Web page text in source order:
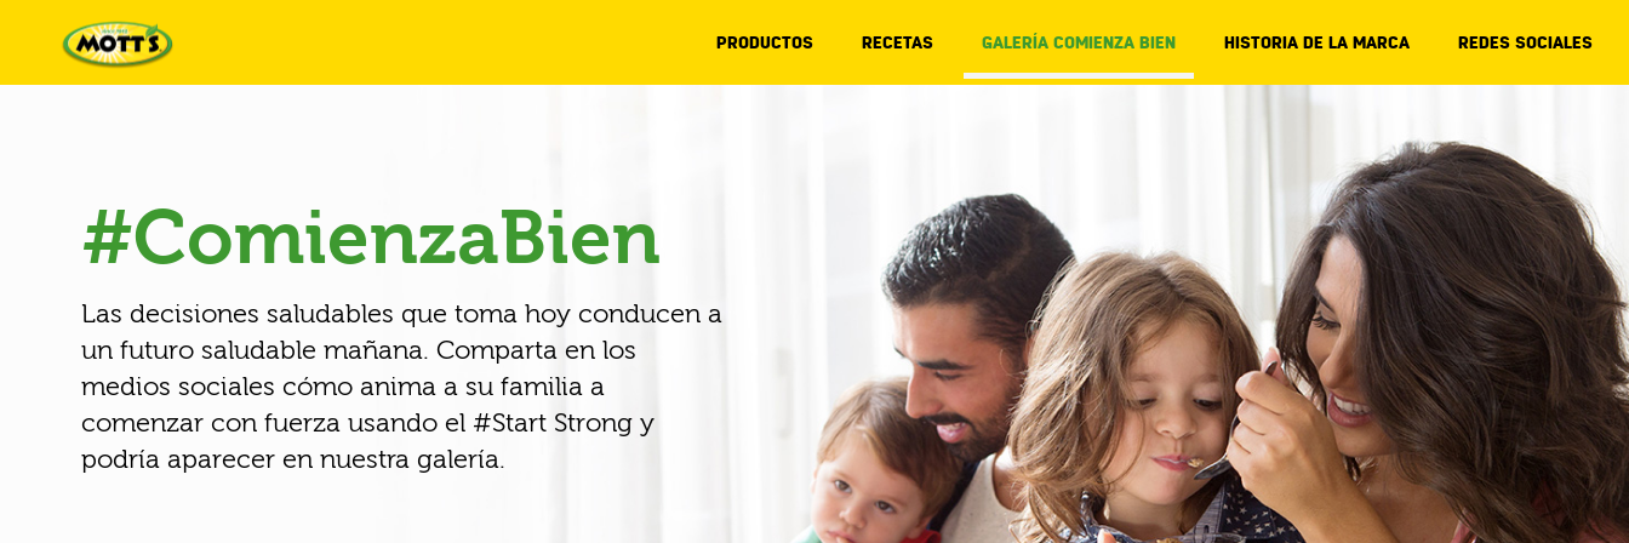
PRODUCTOS RECETAS GALERÍA COMIENZA BIEN HISTORIA DE LA MARCA REDES SOCIALES
#ComienzaBien
Las decisiones saludables que toma hoy conducen a
un futuro saludable mañana. Comparta en los
medios sociales cómo anima a su familia a
comenzar con fuerza usando el #Start Strong y
podría aparecer en nuestra galería.